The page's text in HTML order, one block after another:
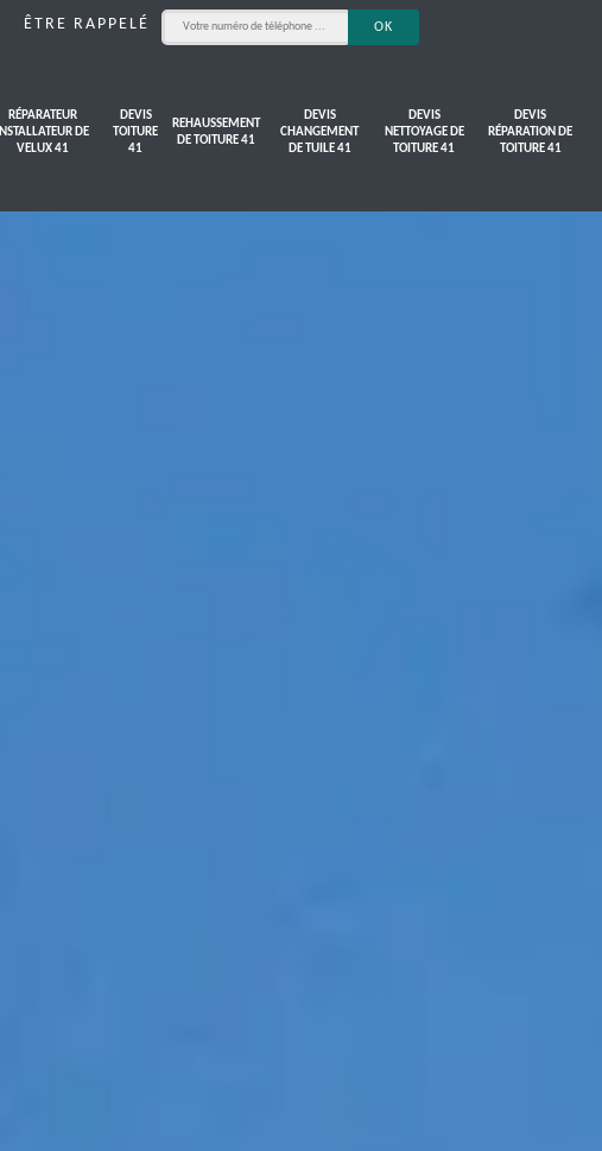
ÊTRE RAPPELÉ
RÉPARATEUR
INSTALLATEUR DE
VELUX 41
DEVIS
TOITURE
41
REHAUSSEMENT
DE TOITURE 41
DEVIS
CHANGEMENT
DE TUILE 41
DEVIS
NETTOYAGE DE
TOITURE 41
DEVIS
RÉPARATION DE
TOITURE 41